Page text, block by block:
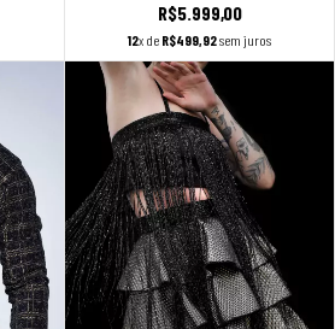
R$5.999,00
12x de R$499,92sem juros